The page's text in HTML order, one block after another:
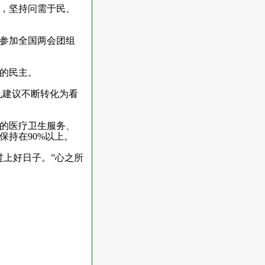
持问需于民、
加全国两会团组
民主。
议不断转化为看
疗卫生服务、
持在90%以上。
好日子。”心之所